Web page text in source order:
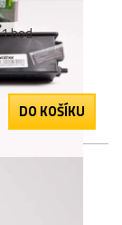
1 bod
DO KOŠÍKU